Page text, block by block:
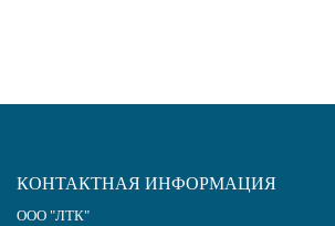
КОНТАКТНАЯ ИНФОРМАЦИЯ
ООО "ЛТК"